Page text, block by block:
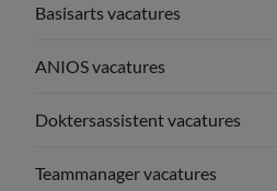
Basisarts vacatures
ANIOS vacatures
Doktersassistent vacatures
Teammanager vacatures